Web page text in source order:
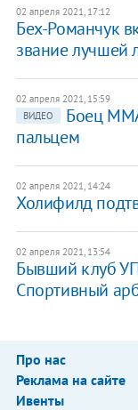
02 апреля 2021, 17:12
Бех-Романчук
звание лучшей
02 апреля 2021, 15:59
ВИДЕО
Боец
пальцем
02 апреля 2021, 14:24
Холифилд
02 апреля 2021, 13:54
Бывший клуб
Спортивный
Про нас
Реклама на сайте
Ивенты